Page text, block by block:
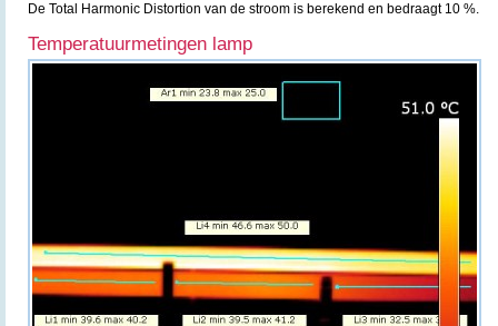
De Total Harmonic Distortion van de stroom is berekend en bedraagt 10 %.
Temperatuurmetingen lamp